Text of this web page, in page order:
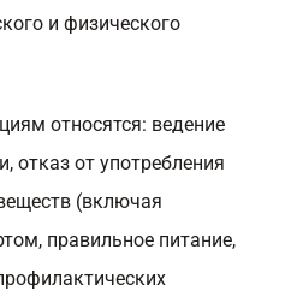
и физического
относятся: ведение
отказ от употребления
(включая
правильное питание,